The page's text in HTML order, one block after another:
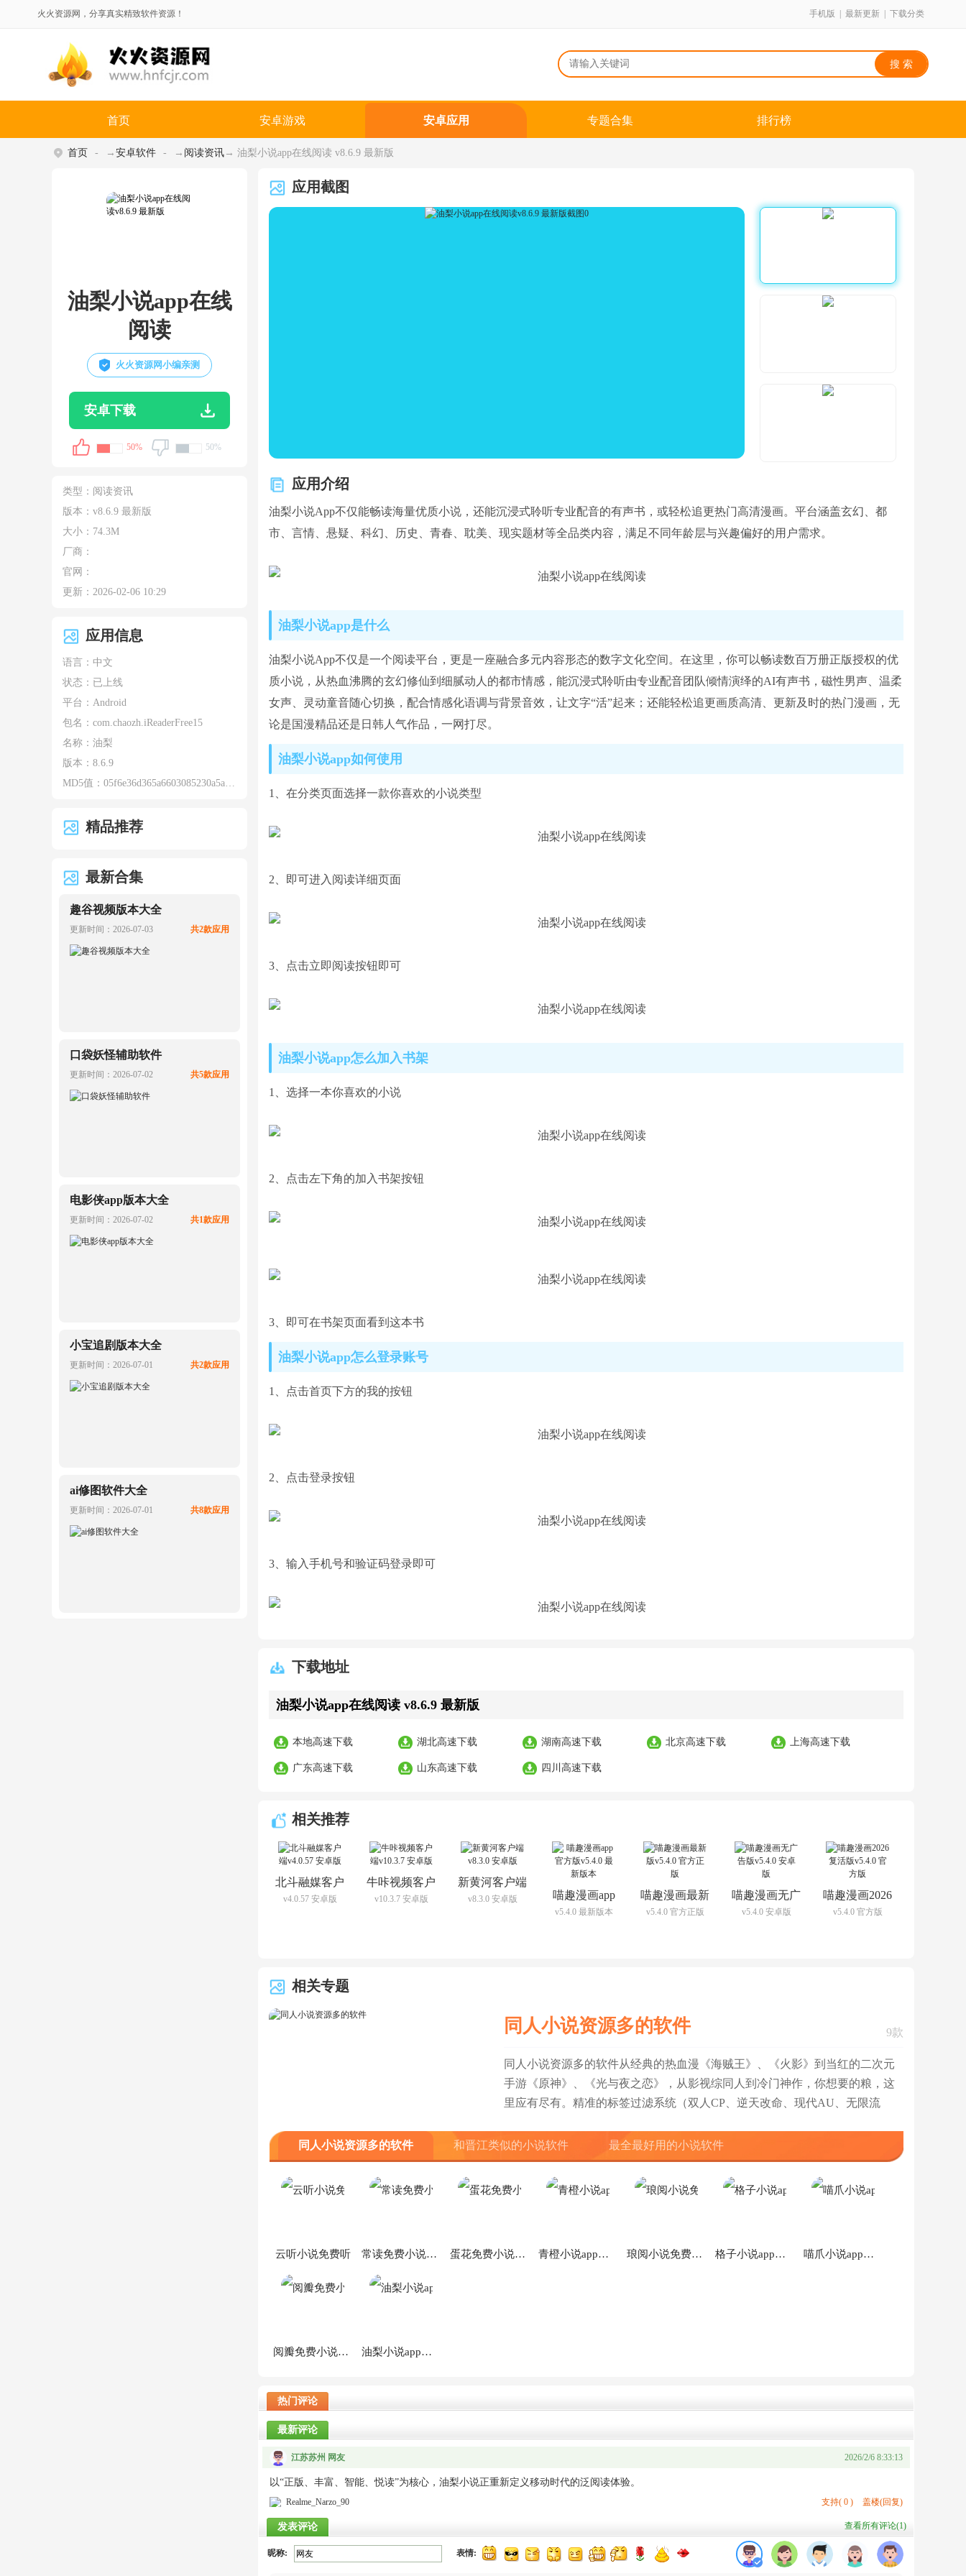
火火资源网，分享真实精致软件资源！ 手机版 最新更新 下载分类
首页 安卓游戏 安卓应用 专题合集 排行榜
首页 → 安卓软件 → 阅读资讯 → 油梨小说app在线阅读 v8.6.9 最新版
油梨小说app在线
阅读
火火资源网小编亲测
安卓下载
50% 50%
类型： 阅读资讯
版本：v8.6.9 最新版
大小： 74.3M
厂商：
官网：
更新： 2026-02-06 10:29
应用信息
语言：中文
状态：已上线
平台：Android
包名： com.chaozh.iReaderFree15
名称： 油梨
版本： 8.6.9
MD5值： 05f6e36d365a6603085230a5a32e49cb
精品推荐
最新合集
趣谷视频版本大全
更新时间：2026-07-03 共2款应用
口袋妖怪辅助软件
更新时间：2026-07-02 共5款应用
电影侠app版本大全
更新时间：2026-07-02 共1款应用
小宝追剧版本大全
更新时间：2026-07-01 共2款应用
ai修图软件大全
更新时间：2026-07-01 共8款应用
应用截图
应用介绍
油梨小说App不仅能畅读海量优质小说，还能沉浸式聆听专业配音的有声书，或轻松追更热门高清漫画。平台涵盖玄幻、都
市、言情、悬疑、科幻、历史、青春、耽美、现实题材等全品类内容，满足不同年龄层与兴趣偏好的用户需求。
油梨小说app是什么
油梨小说App不仅是一个阅读平台，更是一座融合多元内容形态的数字文化空间。在这里，你可以畅读数百万册正版授权的优
质小说，从热血沸腾的玄幻修仙到细腻动人的都市情感，能沉浸式聆听由专业配音团队倾情演绎的AI有声书，磁性男声、温柔
女声、灵动童音随心切换，配合情感化语调与背景音效，让文字“活”起来；还能轻松追更画质高清、更新及时的热门漫画，无
论是国漫精品还是日韩人气作品，一网打尽。
油梨小说app如何使用
1、在分类页面选择一款你喜欢的小说类型
2、即可进入阅读详细页面
3、点击立即阅读按钮即可
油梨小说app怎么加入书架
1、选择一本你喜欢的小说
2、点击左下角的加入书架按钮
3、即可在书架页面看到这本书
油梨小说app怎么登录账号
1、点击首页下方的我的按钮
2、点击登录按钮
3、输入手机号和验证码登录即可
下载地址
油梨小说app在线阅读 v8.6.9 最新版
本地高速下载 湖北高速下载 湖南高速下载 北京高速下载 上海高速下载
广东高速下载 山东高速下载 四川高速下载
相关推荐
北斗融媒客户
端
v4.0.57 安卓版
牛咔视频客户
端
v10.3.7 安卓版
新黄河客户端
v8.3.0 安卓版
喵趣漫画app
官方版
v5.4.0 最新版本
喵趣漫画最新
版
v5.4.0 官方正版
喵趣漫画无广
告版
v5.4.0 安卓版
喵趣漫画2026
复活版
v5.4.0 官方版
相关专题
同人小说资源多的软件 和晋江类似的小说软件 最全最好用的小说软件
同人小说资源多的软件 9款
同人小说资源多的软件从经典的热血漫《海贼王》、《火影》到当红的二次元
手游《原神》、《光与夜之恋》，从影视综同人到冷门神作，你想要的粮，这
里应有尽有。精准的标签过滤系统（双人CP、逆天改命、现代AU、无限流
云听小说免费听 常读免费小说app最新版 蛋花免费小说app最新版 青橙小说app官方版 琅阅小说免费阅读全文app 格子小说app官方版 喵爪小说app最新版本
阅瓣免费小说官方版 油梨小说app在线阅读
热门评论
最新评论
江苏苏州 网友 2026/2/6 8:33:13
以“正版、丰富、智能、悦读”为核心，油梨小说正重新定义移动时代的泛阅读体验。
Realme_Narzo_90 支持( 0 ) 盖楼(回复)
发表评论 查看所有评论(1)
昵称: 表情: